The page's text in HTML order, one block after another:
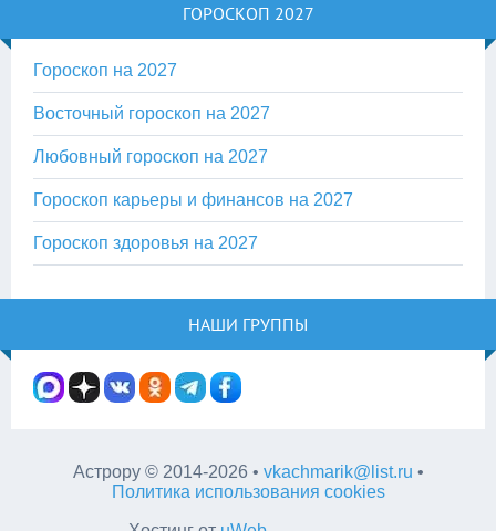
ГОРОСКОП 2027
Гороскоп на 2027
Восточный гороскоп на 2027
Любовный гороскоп на 2027
Гороскоп карьеры и финансов на 2027
Гороскоп здоровья на 2027
НАШИ ГРУППЫ
Астрору ©2014-2026 • vkachmarik@list.ru •
Политика использования cookies